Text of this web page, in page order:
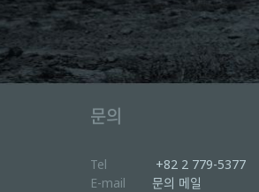
문의
Tel
+82 2 779-5377
E-mail
문의 메일